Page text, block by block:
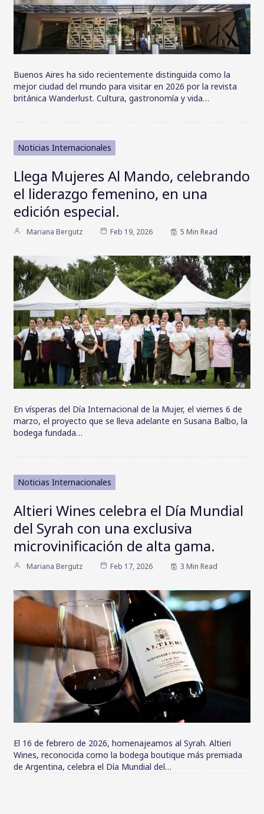
Buenos Aires ha sido recientemente distinguida como la
mejor ciudad del mundo para visitar en 2026 por la revista
británica Wanderlust. Cultura, gastronomía y vida…
Noticias Internacionales
Llega Mujeres Al Mando, celebrando
el liderazgo femenino, en una
edición especial.
Mariana Bergutz Feb 19, 2026 5 Min Read
En vísperas del Día Internacional de la Mujer, el viernes 6 de
marzo, el proyecto que se lleva adelante en Susana Balbo, la
bodega fundada…
Noticias Internacionales
Altieri Wines celebra el Día Mundial
del Syrah con una exclusiva
microvinificación de alta gama.
Mariana Bergutz Feb 17, 2026 3 Min Read
El 16 de febrero de 2026, homenajeamos al Syrah. Altieri
Wines, reconocida como la bodega boutique más premiada
de Argentina, celebra el Día Mundial del…